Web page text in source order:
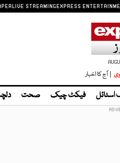
LIVE STREAMINGEXPRESS
| آج کا اخبار
اسٹائل فیکٹ چیک صحت